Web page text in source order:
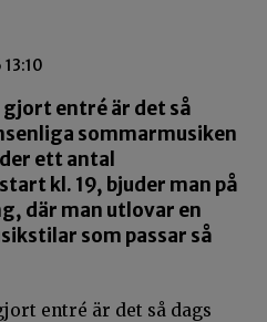
13:10
gjort entré är det så
sommarmusiken
ett antal
kl. 19, bjuder man på
där man utlovar en
som passar så
entré är det så dags